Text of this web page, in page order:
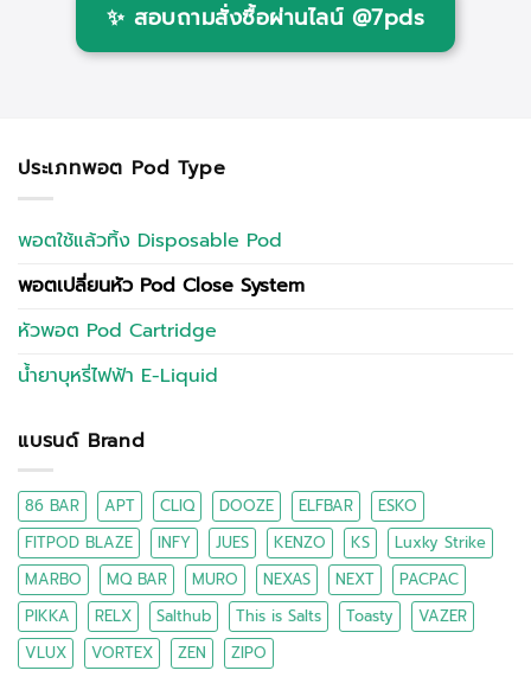
✨ สอบถามสั่งซื้อผ่านไลน์ @7pds
ประเภทพอต Pod Type
พอตใช้แล้วทิ้ง Disposable Pod
พอตเปลี่ยนหัว Pod Close System
หัวพอต Pod Cartridge
น้ำยาบุหรี่ไฟฟ้า E-Liquid
แบรนด์ Brand
86 BAR APT CLIQ DOOZE ELFBAR
ESKO
FITPOD BLAZE
INFY JUES KENZO KS
Luxky Strike
MARBO
MQ BAR MURO NEXAS NEXT
PACPAC
PIKKA
RELX Salthub This is Salts Toasty
VAZER
VLUX
VORTEX ZEN ZIPO